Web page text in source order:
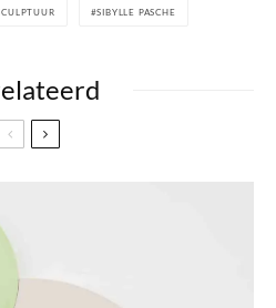
SIBYLLE PASCHE